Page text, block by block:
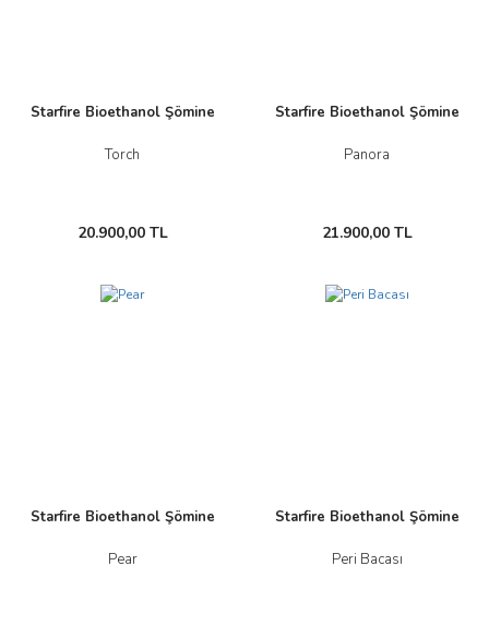
Starfire Bioethanol Şömine
Torch
20.900,00 TL
Starfire Bioethanol Şömine
Panora
21.900,00 TL
Starfire Bioethanol Şömine
Pear
Starfire Bioethanol Şömine
Peri Bacası